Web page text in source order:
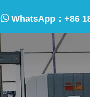
WhatsApp： +86